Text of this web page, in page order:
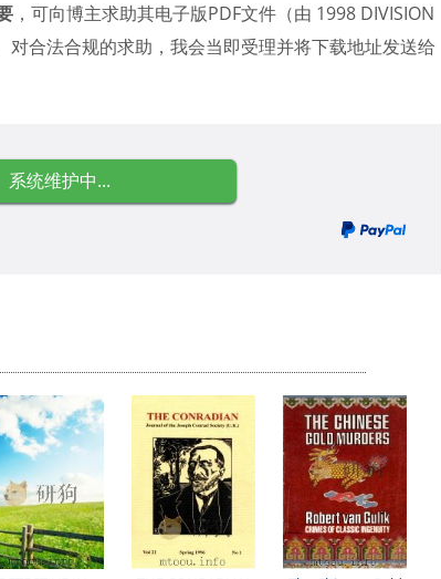
，可向博主求助其电子版PDF文件（由 1998 DIVISION
对合法合规的求助，我会当即受理并将下载地址发送给
系统维护中...